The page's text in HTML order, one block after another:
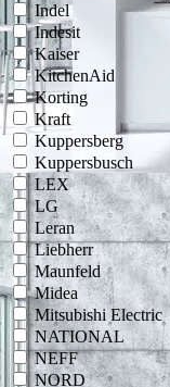
Indel
Indesit
Kaiser
KitchenAid
Korting
Kraft
Kuppersberg
Kuppersbusch
LEX
LG
Leran
Liebherr
Maunfeld
Midea
Mitsubishi Electric
NATIONAL
NEFF
NORD